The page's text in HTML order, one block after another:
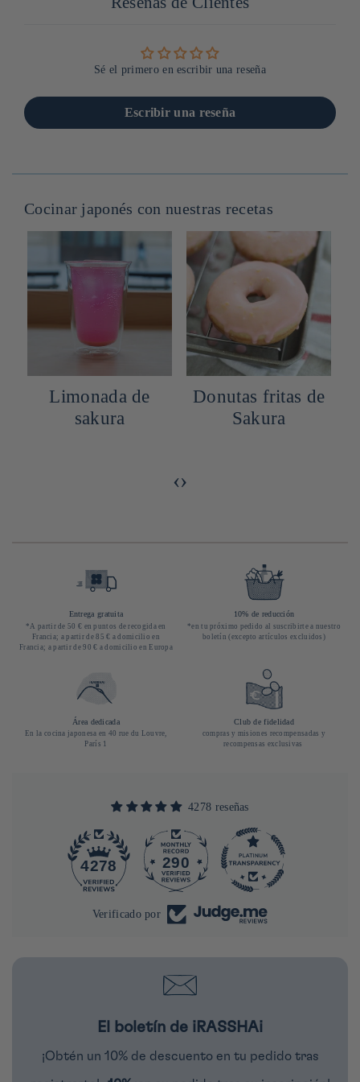
Sé el primero en escribir una reseña
Escribir una reseña
Cocinar japonés con nuestras recetas
Limonada de
sakura
Donutas fritas de
Sakura
‹›
Entrega gratuita
*A partir de 50 € en puntos de recogida en
Francia; a partir de 85 € a domicilio en
Francia; a partir de 90 € a domicilio en Europa
10% de reducción
*en tu próximo pedido al suscribirte a nuestro
boletín (excepto artículos excluidos)
Área dedicada
En la cocina japonesa en 40 rue du Louvre,
París 1
Club de fidelidad
compras y misiones recompensadas y
recompensas exclusivas
4278 reseñas
4278 290
Verificado por
El boletín de iRASSHAi
¡Obtén un 10% de descuento en tu pedido tras